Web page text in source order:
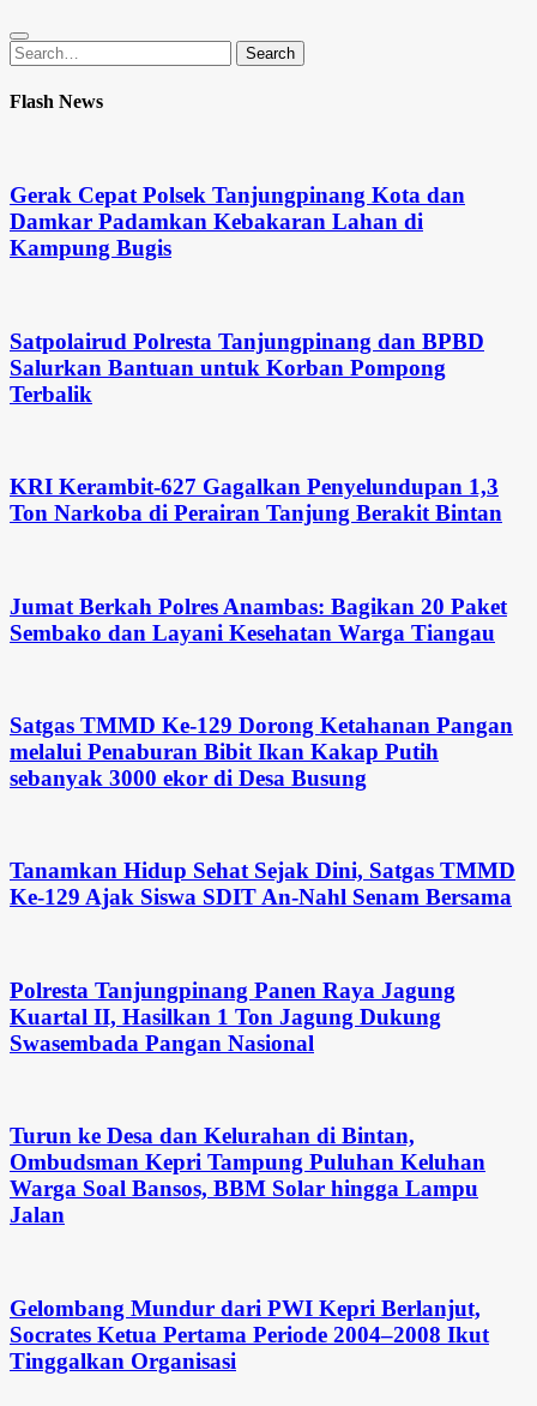
Search
for:
Search
Flash News
Gerak Cepat Polsek Tanjungpinang Kota dan
Damkar Padamkan Kebakaran Lahan di
Kampung Bugis
Satpolairud Polresta Tanjungpinang dan BPBD
Salurkan Bantuan untuk Korban Pompong
Terbalik
KRI Kerambit-627 Gagalkan Penyelundupan 1,3
Ton Narkoba di Perairan Tanjung Berakit Bintan
Jumat Berkah Polres Anambas: Bagikan 20 Paket
Sembako dan Layani Kesehatan Warga Tiangau
Satgas TMMD Ke-129 Dorong Ketahanan Pangan
melalui Penaburan Bibit Ikan Kakap Putih
sebanyak 3000 ekor di Desa Busung
Tanamkan Hidup Sehat Sejak Dini, Satgas TMMD
Ke-129 Ajak Siswa SDIT An-Nahl Senam Bersama
Polresta Tanjungpinang Panen Raya Jagung
Kuartal II, Hasilkan 1 Ton Jagung Dukung
Swasembada Pangan Nasional
Turun ke Desa dan Kelurahan di Bintan,
Ombudsman Kepri Tampung Puluhan Keluhan
Warga Soal Bansos, BBM Solar hingga Lampu
Jalan
Gelombang Mundur dari PWI Kepri Berlanjut,
Socrates Ketua Pertama Periode 2004–2008 Ikut
Tinggalkan Organisasi